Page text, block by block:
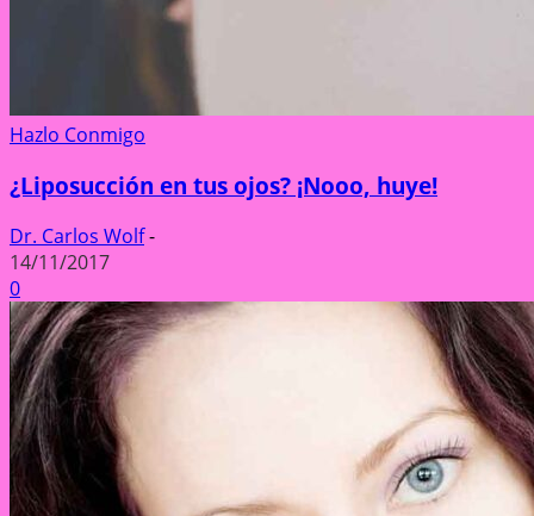
Hazlo Conmigo
¿Liposucción en tus ojos? ¡Nooo, huye!
Dr. Carlos Wolf-
14/11/2017
0